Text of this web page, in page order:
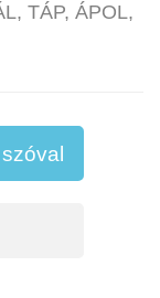
TÁP, ÁPOL,